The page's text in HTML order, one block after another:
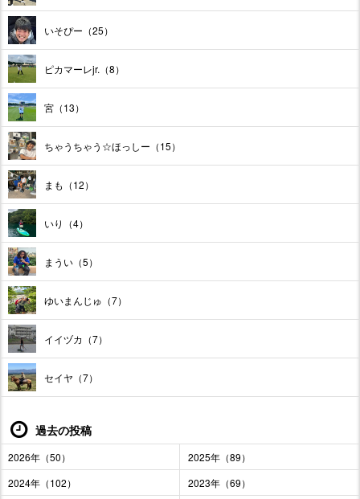
いそぴー（25）
ピカマーレjr.（8）
宮（13）
ちゃうちゃう☆ほっしー（15）
まも（12）
いり（4）
まうい（5）
ゆいまんじゅ（7）
イイヅカ（7）
セイヤ（7）
過去の投稿
2026年（50）
2025年（89）
2024年（102）
2023年（69）